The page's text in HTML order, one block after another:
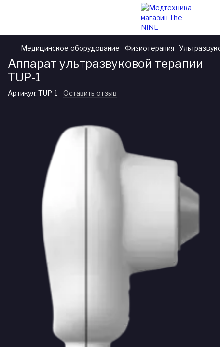
Медицинское оборудование Физиотерапия
Аппарат ультразвуковой терапии
TUP-1
Артикул: TUP-1 Оставить отзыв